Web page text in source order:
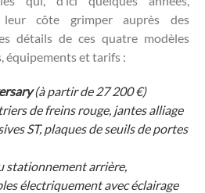
côte grimper auprès des
détails de ces quatre modèles
équipements et tarifs :
(à partir de 27 200 €)
de freins rouge, jantes alliage
ST, plaques de seuils de portes
stationnement arrière,
électriquement avec éclairage